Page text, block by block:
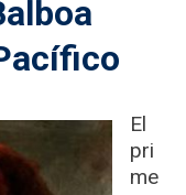
El
pri
me